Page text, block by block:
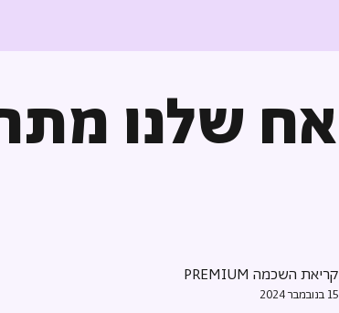
אח שלנו
קריאת השכמה PREMIUM
15 בנובמבר 2024